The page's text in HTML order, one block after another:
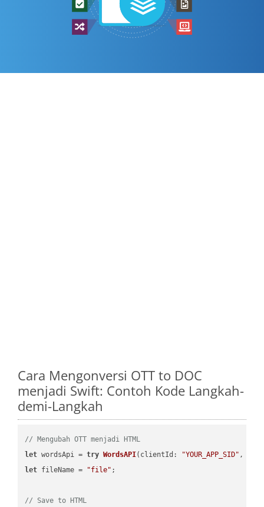
Cara Mengonversi OTT to DOC
menjadi Swift: Contoh Kode Langkah-
demi-Langkah
// Mengubah OTT menjadi HTML
let wordsApi = try WordsAPI( clientId: "YOUR_APP_SID" ,
let fileName = "file" ;
// Save to HTML